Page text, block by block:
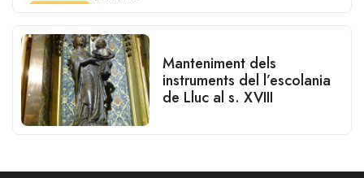
Manteniment dels
instruments del l’escolania
de Lluc al s. XVIII